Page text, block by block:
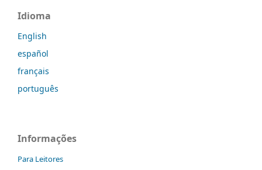
Idioma
English
español
français
português
Informações
Para Leitores